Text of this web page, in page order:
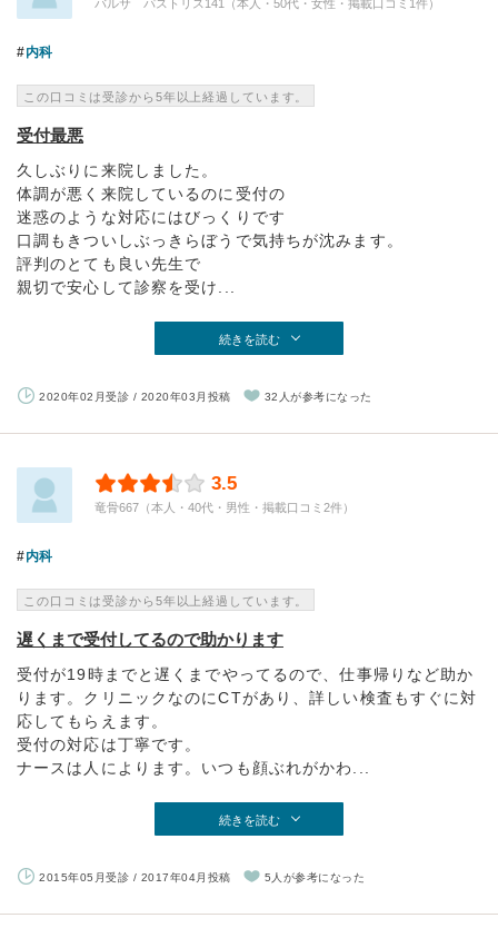
バルサ パストリス141（本人・50代・女性・掲載口コミ1件）
内科
この口コミは受診から5年以上経過しています。
受付最悪
久しぶりに来院しました。
体調が悪く来院しているのに受付の
迷惑のような対応にはびっくりです
口調もきついしぶっきらぼうで気持ちが沈みます。
評判のとても良い先生で
親切で安心して診察を受け...
続きを読む
2020年02月受診 / 2020年03月投稿 32人が参考になった
3.5
竜骨667（本人・40代・男性・掲載口コミ2件）
内科
この口コミは受診から5年以上経過しています。
遅くまで受付してるので助かります
受付が19時までと遅くまでやってるので、仕事帰りなど助か
ります。クリニックなのにCTがあり、詳しい検査もすぐに対
応してもらえます。
受付の対応は丁寧です。
ナースは人によります。いつも顔ぶれがかわ...
続きを読む
2015年05月受診 / 2017年04月投稿 5人が参考になった